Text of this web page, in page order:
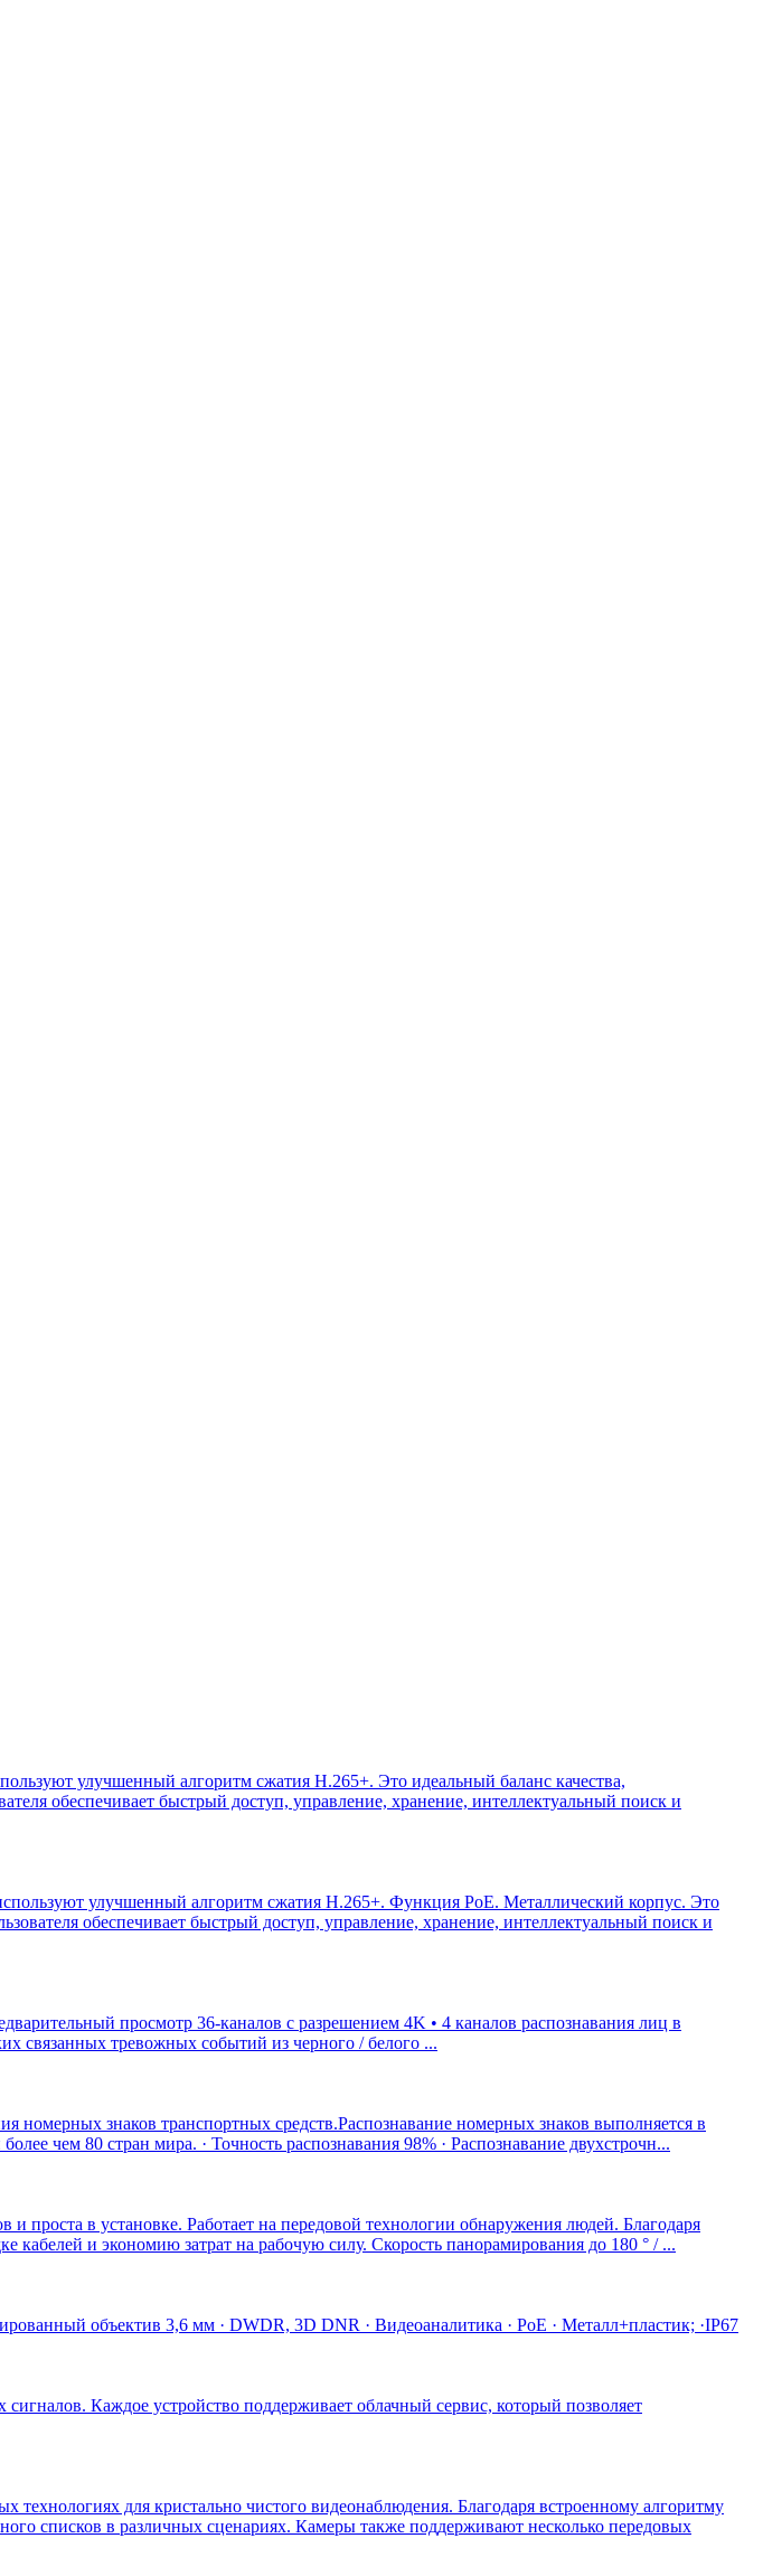
улучшенный алгоритм сжатия H.265+. Это идеальный баланс качества,
обеспечивает быстрый доступ, управление, хранение, интеллектуальный поиск и
улучшенный алгоритм сжатия H.265+. Функция PoE. Металлический корпус. Это
обеспечивает быстрый доступ, управление, хранение, интеллектуальный поиск и
просмотр 36-каналов с разрешением 4K • 4 каналов распознавания лиц в
связанных тревожных событий из черного / белого ...
знаков транспортных средств.Распознавание номерных знаков выполняется в
чем 80 стран мира. · Точность распознавания 98% · Распознавание двухстрочн...
проста в установке. Работает на передовой технологии обнаружения людей. Благодаря
и экономию затрат на рабочую силу. Скорость панорамирования до 180 ° / ...
объектив 3,6 мм · DWDR, 3D DNR · Видеоаналитика · PoE · Металл+пластик; ·IP67
Каждое устройство поддерживает облачный сервис, который позволяет
для кристально чистого видеонаблюдения. Благодаря встроенному алгоритму
списков в различных сценариях. Камеры также поддерживают несколько передовых